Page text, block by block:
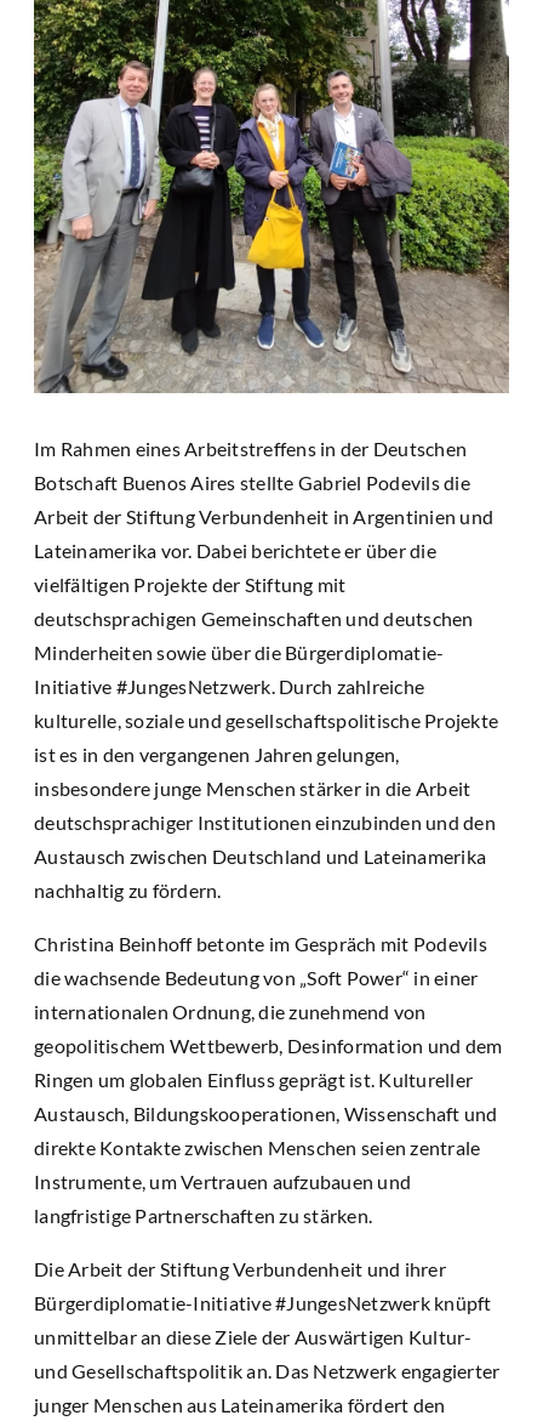
Im Rahmen eines Arbeitstreffens in der Deutschen
Botschaft Buenos Aires stellte Gabriel Podevils die
Arbeit der Stiftung Verbundenheit in Argentinien und
Lateinamerika vor. Dabei berichtete er über die
vielfältigen Projekte der Stiftung mit
deutschsprachigen Gemeinschaften und deutschen
Minderheiten sowie über die Bürgerdiplomatie-
Initiative #JungesNetzwerk. Durch zahlreiche
kulturelle, soziale und gesellschaftspolitische Projekte
ist es in den vergangenen Jahren gelungen,
insbesondere junge Menschen stärker in die Arbeit
deutschsprachiger Institutionen einzubinden und den
Austausch zwischen Deutschland und Lateinamerika
nachhaltig zu fördern.
Christina Beinhoff betonte im Gespräch mit Podevils
die wachsende Bedeutung von „Soft Power“ in einer
internationalen Ordnung, die zunehmend von
geopolitischem Wettbewerb, Desinformation und dem
Ringen um globalen Einfluss geprägt ist. Kultureller
Austausch, Bildungskooperationen, Wissenschaft und
direkte Kontakte zwischen Menschen seien zentrale
Instrumente, um Vertrauen aufzubauen und
langfristige Partnerschaften zu stärken.
Die Arbeit der Stiftung Verbundenheit und ihrer
Bürgerdiplomatie-Initiative #JungesNetzwerk knüpft
unmittelbar an diese Ziele der Auswärtigen Kultur-
und Gesellschaftspolitik an. Das Netzwerk engagierter
junger Menschen aus Lateinamerika fördert den